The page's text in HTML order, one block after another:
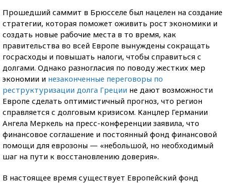
Прошедший саммит в Брюсселе был нацелен на создание
стратегии, которая поможет оживить рост экономики и
создать новые рабочие места в то время, как
правительства во всей Европе вынуждены сокращать
госрасходы и повышать налоги, чтобы справиться с
долгами. Однако разногласия по поводу жестких мер
экономии и незаконченные переговоры по
реструктуризации долга Греции не дают возможности
Европе сделать оптимистичный прогноз, что регион
справляется с долговым кризисом. Канцлер Германии
Ангела Меркель на пресс-конференции заявила, что
финансовое соглашение и постоянный фонд финансовой
помощи для еврозоны — «небольшой, но необходимый
шаг на пути к восстановлению доверия».
В настоящее время существует Европейский фонд